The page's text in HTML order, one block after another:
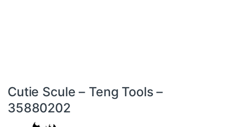
Cutie Scule – Teng Tools –
35880202